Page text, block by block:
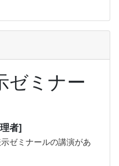
ミナー
者]
ゼミナールの講演があ